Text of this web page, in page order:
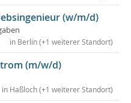
(w/m/d)
in Berlin (+1 weiterer Standort)
(m/w/d)
in Haßloch (+1 weiterer Standort)